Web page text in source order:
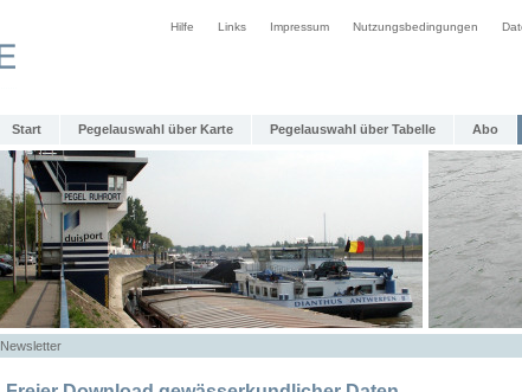
Hilfe Links Impressum Nutzungsbedingungen
Start Pegelauswahl über Karte Pegelauswahl über Tabelle Abo
Newsletter